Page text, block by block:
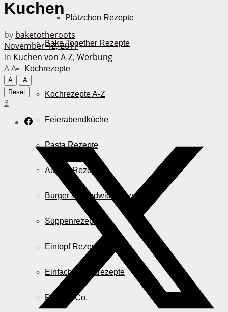
Plätzchen Rezepte
Bake Together Rezepte
Kochrezepte
Kochrezepte A-Z
Feierabendküche
Pasta Rezepte
Auflauf Rezepte
Burger & Sandwich Rezepte
Suppenrezepte
Eintopf Rezepte
Einfache Salatrezepte
Pizza & Co.
Kuchen
by baketotheroots
November 12, 2017
in Kuchen von A-Z, Werbung
AA
A
A
Reset
3